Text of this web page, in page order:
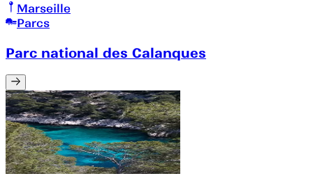
Marseille
Parcs
Parc national des Calanques